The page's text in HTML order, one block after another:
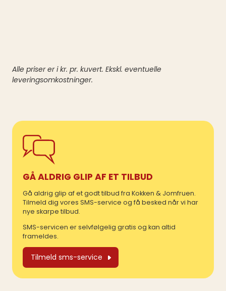
Alle priser er i kr. pr. kuvert. Ekskl. eventuelle
leveringsomkostninger.
GÅ ALDRIG GLIP AF ET TILBUD
Gå aldrig glip af et godt tilbud fra Kokken & Jomfruen.
Tilmeld dig vores SMS-service og få besked når vi har
nye skarpe tilbud.
SMS-servicen er selvfølgelig gratis og kan altid
frameldes.
Tilmeld sms-service